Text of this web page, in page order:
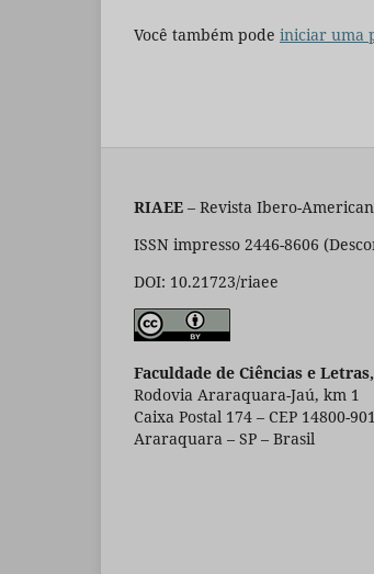
Você também pode iniciar uma
RIAEE – Revista Ibero-
ISSN impresso 2446-8606
DOI: 10.21723/riaee
Faculdade de Ciências e
Rodovia Araraquara-Jaú, km 1
Caixa Postal 174 – CEP 14800-901
Araraquara – SP – Brasil